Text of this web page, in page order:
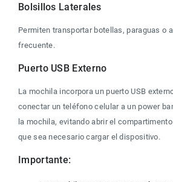
Bolsillos Laterales
Permiten transportar botellas, paraguas o
frecuente.
Puerto USB Externo
La mochila incorpora un puerto USB
conectar un teléfono celular a un power
la mochila, evitando abrir el
que sea necesario cargar el dispositivo.
Importante: